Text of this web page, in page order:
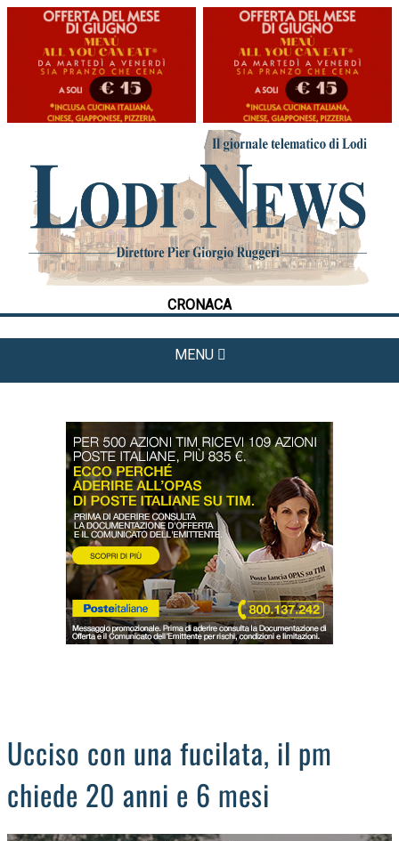
CRONACA
MENU
HOME
CRONACA
POLITICA
LA FOTO
METEO
CULTURA
DAL TERRITORIO
OROSCOPO
LA PIAZZA
ANIMALI
OCCHIO ALLA TRUFFA
NECROLOGI
Ucciso con una fucilata, il pm
chiede 20 anni e 6 mesi